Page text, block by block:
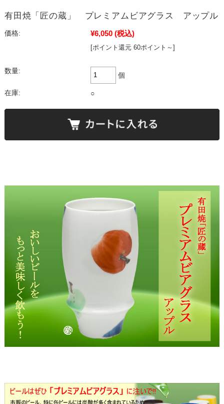
有田焼「匠の蔵」 プレミアムビアグラス アップル
価格: ¥6,050 (税込)
[ポイント還元 60ポイント～]
数量:
個
在庫: ○